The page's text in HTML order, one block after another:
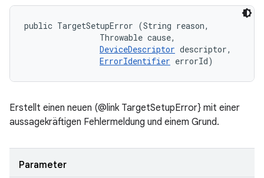
public TargetSetupError (String reason,
                Throwable cause,
DeviceDescriptor descriptor,
ErrorIdentifier errorId)
Erstellt einen neuen (@link TargetSetupError} mit einer
aussagekräftigen Fehlermeldung und einem Grund.
Parameter